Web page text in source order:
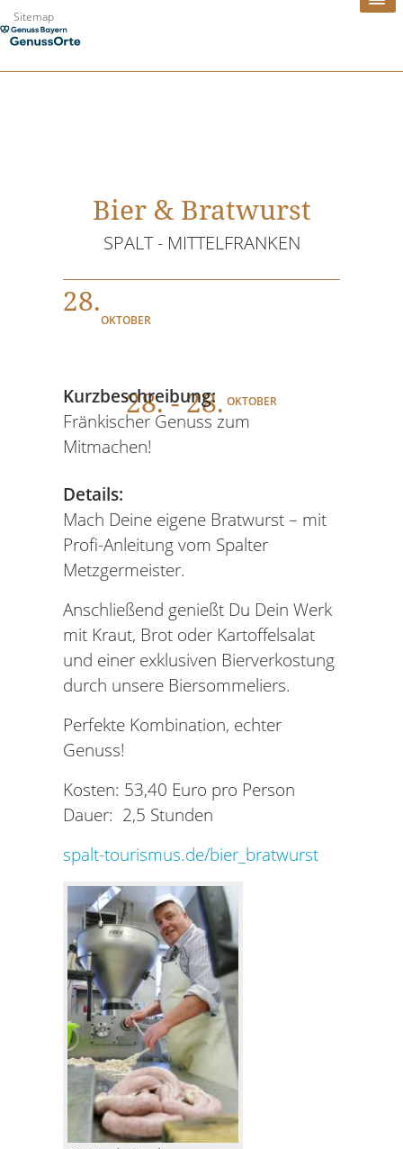
Zum
Inhalt
Sitemap
Bier & Bratwurst
SPALT - MITTELFRANKEN
28.
OKTOBER
28. - 28. OKTOBER
Kurzbeschreibung:
Fränkischer Genuss zum
Mitmachen!
Details:
Mach Deine eigene Bratwurst – mit
Profi-Anleitung vom Spalter
Metzgermeister.
Anschließend genießt Du Dein Werk
mit Kraut, Brot oder Kartoffelsalat
und einer exklusiven Bierverkostung
durch unsere Biersommeliers.
Perfekte Kombination, echter
Genuss!
Kosten: 53,40 Euro pro Person
Dauer: 2,5 Stunden
spalt-tourismus.de/bier_bratwurst